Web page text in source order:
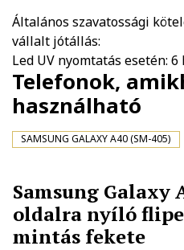
Általános szavatossági
vállalt jótállás:
Led UV nyomtatás esetén:
Telefonok,
használható
SAMSUNG GALAXY A40 (SM-405)
Samsung Galaxy
oldalra nyíló
mintás fekete